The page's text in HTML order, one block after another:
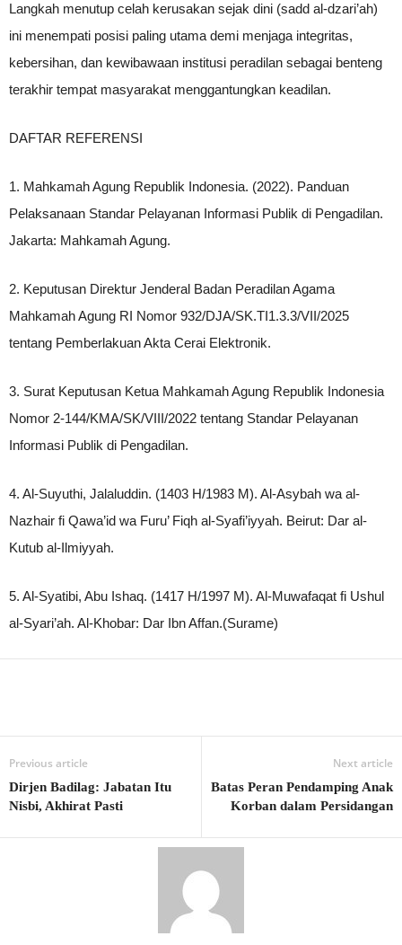
Langkah menutup celah kerusakan sejak dini (sadd al-dzari’ah)
ini menempati posisi paling utama demi menjaga integritas,
kebersihan, dan kewibawaan institusi peradilan sebagai benteng
terakhir tempat masyarakat menggantungkan keadilan.
DAFTAR REFERENSI
1. Mahkamah Agung Republik Indonesia. (2022). Panduan
Pelaksanaan Standar Pelayanan Informasi Publik di Pengadilan.
Jakarta: Mahkamah Agung.
2. Keputusan Direktur Jenderal Badan Peradilan Agama
Mahkamah Agung RI Nomor 932/DJA/SK.TI1.3.3/VII/2025
tentang Pemberlakuan Akta Cerai Elektronik.
3. Surat Keputusan Ketua Mahkamah Agung Republik Indonesia
Nomor 2-144/KMA/SK/VIII/2022 tentang Standar Pelayanan
Informasi Publik di Pengadilan.
4. Al-Suyuthi, Jalaluddin. (1403 H/1983 M). Al-Asybah wa al-
Nazhair fi Qawa’id wa Furu’ Fiqh al-Syafi’iyyah. Beirut: Dar al-
Kutub al-Ilmiyyah.
5. Al-Syatibi, Abu Ishaq. (1417 H/1997 M). Al-Muwafaqat fi Ushul
al-Syari’ah. Al-Khobar: Dar Ibn Affan.(Surame)
Previous article
Dirjen Badilag: Jabatan Itu
Nisbi, Akhirat Pasti
Next article
Batas Peran Pendamping Anak
Korban dalam Persidangan